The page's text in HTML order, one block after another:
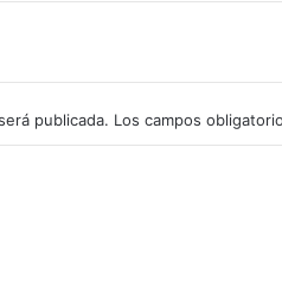
publicada. Los campos